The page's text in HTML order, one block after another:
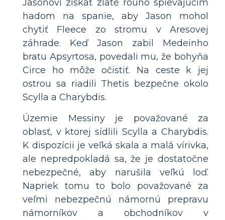
Jasonovi získať zlaté rouno spievajúcim
hadom na spanie, aby Jason mohol
chytiť Fleece zo stromu v Aresovej
záhrade. Keď Jason zabil Medeinho
bratu Apsyrtosa, povedali mu, že bohyňa
Circe ho môže očistiť. Na ceste k jej
ostrou sa riadili Thetis bezpečne okolo
Scylla a Charybdis.
Územie Messiny je považované za
oblasť, v ktorej sídlili Scylla a Charybdis.
K dispozícii je veľká skala a malá vírivka,
ale nepredpokladá sa, že je dostatočne
nebezpečné, aby narušila veľkú loď.
Napriek tomu to bolo považované za
veľmi nebezpečnú námornú prepravu
námorníkov a obchodníkov v